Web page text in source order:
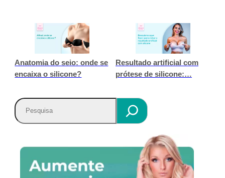
Anatomia do seio: onde se
encaixa o silicone?
Resultado artificial com
prótese de silicone:…
P
e